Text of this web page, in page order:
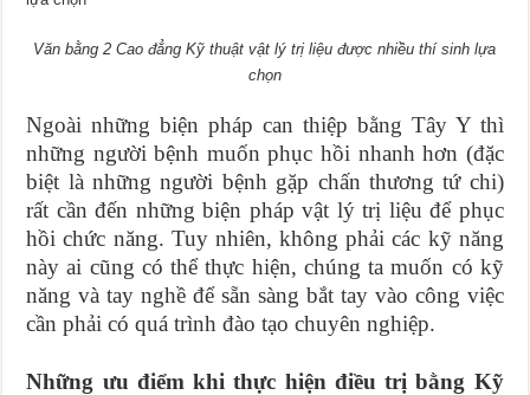
Văn bằng 2 Cao đẳng Kỹ thuật vật lý trị liệu được nhiều thí sinh lựa
chọn
Ngoài những biện pháp can thiệp bằng Tây Y thì
những người bệnh muốn phục hồi nhanh hơn (đặc
biệt là những người bệnh gặp chấn thương tứ chi)
rất cần đến những biện pháp vật lý trị liệu để phục
hồi chức năng. Tuy nhiên, không phải các kỹ năng
này ai cũng có thể thực hiện, chúng ta muốn có kỹ
năng và tay nghề để sẵn sàng bắt tay vào công việc
cần phải có quá trình đào tạo chuyên nghiệp.
Những ưu điểm khi thực hiện điều trị bằng Kỹ